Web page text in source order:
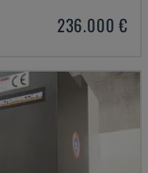
236.000 €